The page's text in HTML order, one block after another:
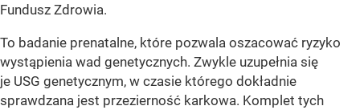
Fundusz Zdrowia.
To badanie prenatalne, które pozwala oszacować ryzyko
wystąpienia wad genetycznych. Zwykle uzupełnia się
je USG genetycznym, w czasie którego dokładnie
sprawdzana jest przezierność karkowa. Komplet tych